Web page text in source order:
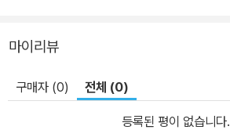
마이리뷰
구매자 (0) 전체 (0)
등록된 평이 없습니다.